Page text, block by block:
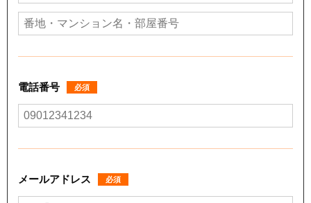
電話番号 必須
メールアドレス 必須